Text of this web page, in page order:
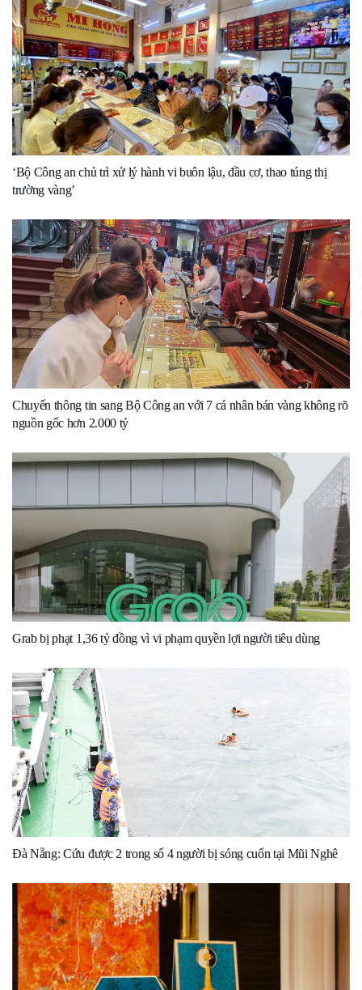
‘Bộ Công an chủ trì xử lý hành vi buôn lậu, đầu cơ, thao túng thị
trường vàng’
Chuyển thông tin sang Bộ Công an với 7 cá nhân bán vàng không rõ
nguồn gốc hơn 2.000 tỷ
Grab bị phạt 1,36 tỷ đồng vì vi phạm quyền lợi người tiêu dùng
Đà Nẵng: Cứu được 2 trong số 4 người bị sóng cuốn tại Mũi Nghê